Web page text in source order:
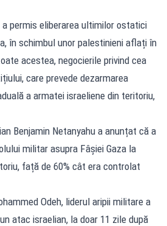
permis eliberarea ultimilor ostatici
în schimbul unor palestinieni aflați în
acestea, negocierile privind cea
care prevede dezarmarea
a armatei israeliene din teritoriu,
Benjamin Netanyahu a anunțat că a
militar asupra Fâșiei Gaza la
față de 60% cât era controlat
Odeh, liderul aripii militare a
atac israelian, la doar 11 zile după